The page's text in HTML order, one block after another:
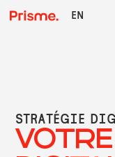
EN
STRATÉGIE